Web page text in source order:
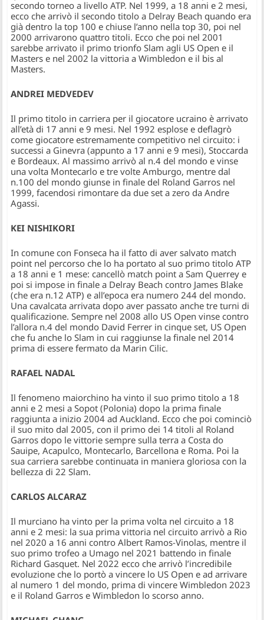
secondo torneo a livello ATP. Nel 1999, a 18 anni e 2 mesi,
ecco che arrivò il secondo titolo a Delray Beach quando era
già dentro la top 100 e chiuse l’anno nella top 30, poi nel
2000 arrivarono quattro titoli. Ecco che poi nel 2001
sarebbe arrivato il primo trionfo Slam agli US Open e il
Masters e nel 2002 la vittoria a Wimbledon e il bis al
Masters.
ANDREI MEDVEDEV
Il primo titolo in carriera per il giocatore ucraino è arrivato
all’età di 17 anni e 9 mesi. Nel 1992 esplose e deflagrò
come giocatore estremamente competitivo nel circuito: i
successi a Ginevra (appunto a 17 anni e 9 mesi), Stoccarda
e Bordeaux. Al massimo arrivò al n.4 del mondo e vinse
una volta Montecarlo e tre volte Amburgo, mentre dal
n.100 del mondo giunse in finale del Roland Garros nel
1999, facendosi rimontare da due set a zero da Andre
Agassi.
KEI NISHIKORI
In comune con Fonseca ha il fatto di aver salvato match
point nel percorso che lo ha portato al suo primo titolo ATP
a 18 anni e 1 mese: cancellò match point a Sam Querrey e
poi si impose in finale a Delray Beach contro James Blake
(che era n.12 ATP) e all’epoca era numero 244 del mondo.
Una cavalcata arrivata dopo aver passato anche tre turni di
qualificazione. Sempre nel 2008 allo US Open vinse contro
l’allora n.4 del mondo David Ferrer in cinque set, US Open
che fu anche lo Slam in cui raggiunse la finale nel 2014
prima di essere fermato da Marin Cilic.
RAFAEL NADAL
Il fenomeno maiorchino ha vinto il suo primo titolo a 18
anni e 2 mesi a Sopot (Polonia) dopo la prima finale
raggiunta a inizio 2004 ad Auckland. Ecco che poi cominciò
il suo mito dal 2005, con il primo dei 14 titoli al Roland
Garros dopo le vittorie sempre sulla terra a Costa do
Sauipe, Acapulco, Montecarlo, Barcellona e Roma. Poi la
sua carriera sarebbe continuata in maniera gloriosa con la
bellezza di 22 Slam.
CARLOS ALCARAZ
Il murciano ha vinto per la prima volta nel circuito a 18
anni e 2 mesi: la sua prima vittoria nel circuito arrivò a Rio
nel 2020 a 16 anni contro Albert Ramos-Vinolas, mentre il
suo primo trofeo a Umago nel 2021 battendo in finale
Richard Gasquet. Nel 2022 ecco che arrivò l’incredibile
evoluzione che lo portò a vincere lo US Open e ad arrivare
al numero 1 del mondo, prima di vincere Wimbledon 2023
e il Roland Garros e Wimbledon lo scorso anno.